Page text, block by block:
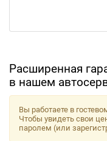
Расширенная
в нашем
Вы работаете в
Чтобы увидеть свои
паролем (или